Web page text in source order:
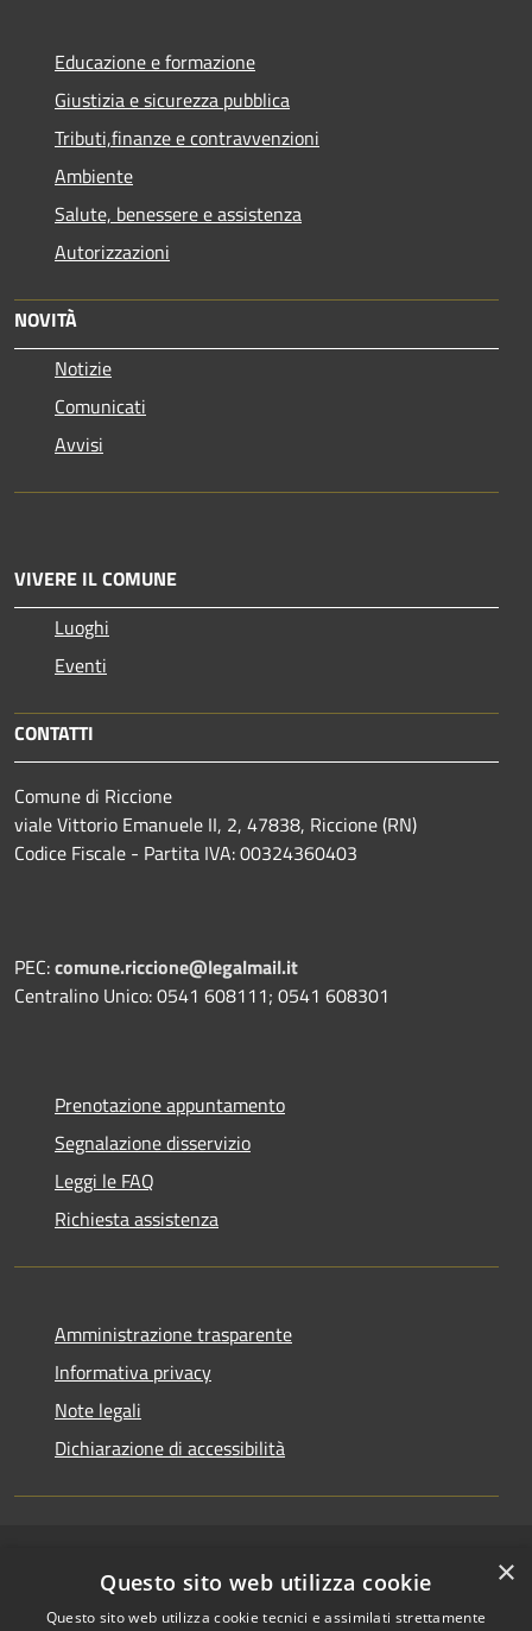
Educazione e formazione
Giustizia e sicurezza pubblica
Tributi,finanze e contravvenzioni
Ambiente
Salute, benessere e assistenza
Autorizzazioni
NOVITÀ
Notizie
Comunicati
Avvisi
VIVERE IL COMUNE
Luoghi
Eventi
CONTATTI
Comune di Riccione
viale Vittorio Emanuele II, 2, 47838, Riccione (RN)
Codice Fiscale - Partita IVA: 00324360403
PEC:comune.riccione@legalmail.it
Centralino Unico: 0541 608111; 0541 608301
Prenotazione appuntamento
Segnalazione disservizio
Leggi le FAQ
Richiesta assistenza
Amministrazione trasparente
Informativa privacy
Note legali
Dichiarazione di accessibilità
Accessibilità
Privacy
Copyright © 2026 • Comune di
Riccione • Powered by
Municipium•Accesso
×
Questo sito web utilizza cookie
Questo sito web utilizza cookie tecnici e assimilati strettamente